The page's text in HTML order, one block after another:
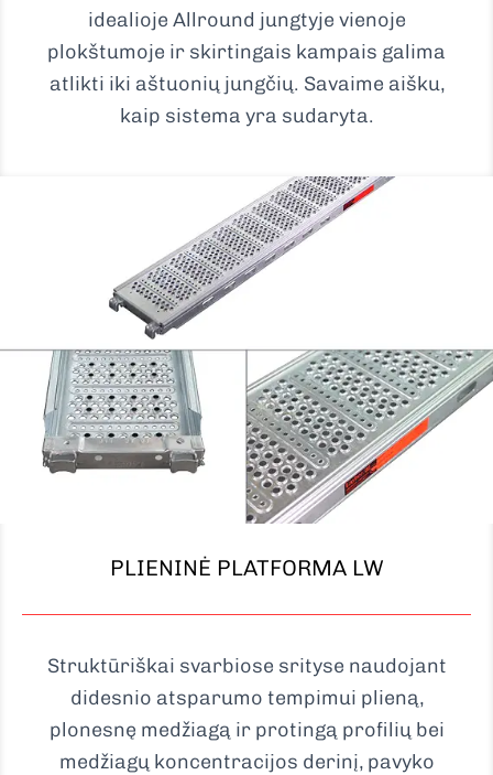
idealioje Allround jungtyje vienoje
plokštumoje ir skirtingais kampais galima
atlikti iki aštuonių jungčių. Savaime aišku,
kaip sistema yra sudaryta.
PLIENINĖ PLATFORMA LW
Struktūriškai svarbiose srityse naudojant
didesnio atsparumo tempimui plieną,
plonesnę medžiagą ir protingą profilių bei
medžiagų koncentracijos derinį, pavyko